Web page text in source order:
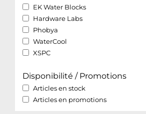
EK Water Blocks
Hardware Labs
Phobya
WaterCool
XSPC
Disponibilité / Promotions
Articles en stock
Articles en promotions